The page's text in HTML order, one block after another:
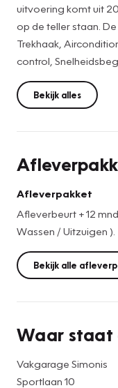
uitvoering komt uit
op de teller staan.
Trekhaak,
control,
connectiviteit,
buitenspiegels,
Aux aansluiting,
APK tot 28-11-2026 !
Wassen/Poetsen).
Bekijk alles
Afleverpakket
Afleverbeurt + 12
Wassen / Uitzuigen ).
Bekijk alle
Waar staat
Vakgarage Simonis
Sportlaan 10